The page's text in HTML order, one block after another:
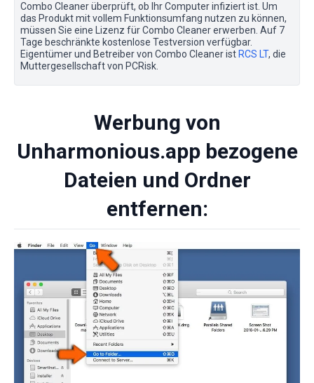
Combo Cleaner überprüft, ob Ihr Computer infiziert ist. Um
das Produkt mit vollem Funktionsumfang nutzen zu können,
müssen Sie eine Lizenz für Combo Cleaner erwerben. Auf 7
Tage beschränkte kostenlose Testversion verfügbar.
Eigentümer und Betreiber von Combo Cleaner ist RCS LT, die
Muttergesellschaft von PCRisk.
Werbung von
Unharmonious.app bezogene
Dateien und Ordner
entfernen: